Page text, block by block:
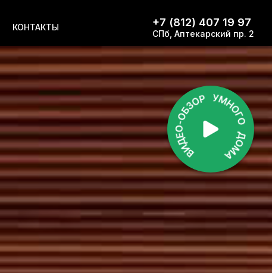
КОНТАКТЫ +7 (812) 407 19 97
СПб, Аптекарский пр. 2